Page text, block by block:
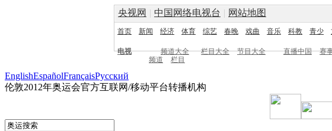
央视网 | 中国网络电视台 | 网站地图
首页 新闻 经济 体育 综艺 春晚 戏曲 音乐 科教 青少
电视 频道大全 栏目大全 节目大全 直播中国 赛
频道
栏目
EnglishEspañolFrançaisPусский
伦敦2012年奥运会官方互联网/移动平台转播机构